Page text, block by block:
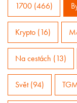
1700 (466)
Krypto (16)
Na cestách (13)
Svět (94)